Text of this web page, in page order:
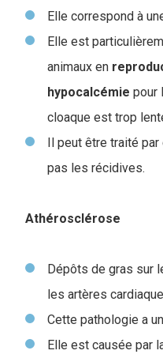
Elle correspond à
Elle est
animaux en
hypocalcémie pour
cloaque est trop
Il peut être traité par
pas les récidives.
Athérosclérose
Dépôts de gras sur
les artères
Cette pathologie a un
Elle est causée par